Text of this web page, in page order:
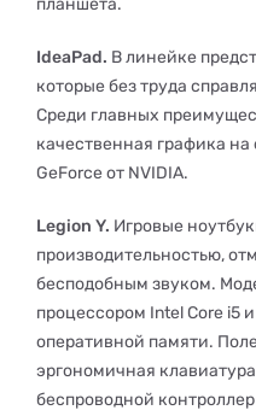
IdeaPad. В линейке
которые без труда
Среди главных
качественная графика на
GeForce от NVIDIA.
Legion Y. Игровые
производительностью,
бесподобным звуком.
процессором Intel Core i5
оперативной памяти.
эргономичная
беспроводной контроллер